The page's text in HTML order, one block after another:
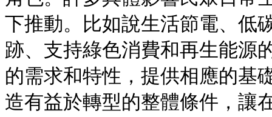
下推動。比如說生活節電、低
跡、支持綠色消費和再生能源
的需求和特性，提供相應的基
造有益於轉型的整體條件，讓